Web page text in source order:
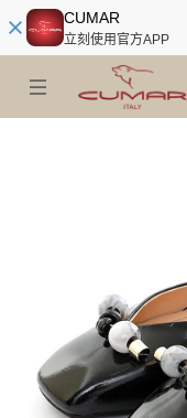
CUMAR
立刻使用官方APP